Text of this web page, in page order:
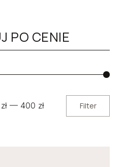
PO CENIE
Filter
— 400 zł